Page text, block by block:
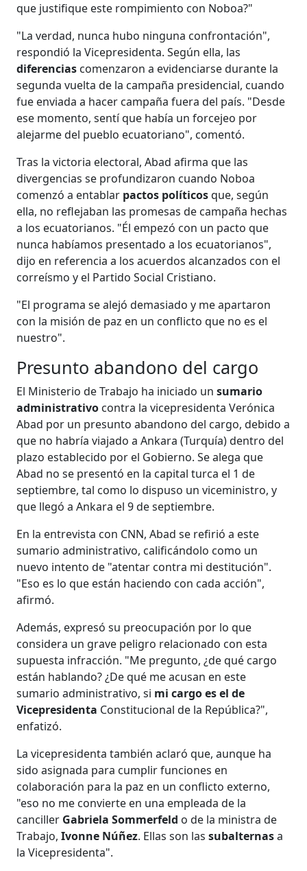
que justifique este rompimiento con Noboa?"
"La verdad, nunca hubo ninguna confrontación",
respondió la Vicepresidenta. Según ella, las
diferencias comenzaron a evidenciarse durante la
segunda vuelta de la campaña presidencial, cuando
fue enviada a hacer campaña fuera del país. "Desde
ese momento, sentí que había un forcejeo por
alejarme del pueblo ecuatoriano", comentó.
Tras la victoria electoral, Abad afirma que las
divergencias se profundizaron cuando Noboa
comenzó a entablar pactos políticosque, según
ella, no reflejaban las promesas de campaña hechas
a los ecuatorianos. "Él empezó con un pacto que
nunca habíamos presentado a los ecuatorianos",
dijo en referencia a los acuerdos alcanzados con el
correísmo y el Partido Social Cristiano.
"El programa se alejó demasiado y me apartaron
con la misión de paz en un conflicto que no es el
nuestro".
Presunto abandono del cargo
El Ministerio de Trabajo ha iniciado unsumario
administrativo contra la vicepresidenta Verónica
Abad por un presunto abandono del cargo, debido a
que no habría viajado a Ankara (Turquía) dentro del
plazo establecido por el Gobierno. Se alega que
Abad no se presentó en la capital turca el 1 de
septiembre, tal como lo dispuso un viceministro, y
que llegó a Ankara el 9 de septiembre.
En la entrevista con CNN, Abad se refirió a este
sumario administrativo, calificándolo como un
nuevo intento de "atentar contra mi destitución".
"Eso es lo que están haciendo con cada acción",
afirmó.
Además, expresó su preocupación por lo que
considera un grave peligro relacionado con esta
supuesta infracción. "Me pregunto, ¿de qué cargo
están hablando? ¿De qué me acusan en este
sumario administrativo, si mi cargo es el de
Vicepresidenta Constitucional de la República?",
enfatizó.
La vicepresidenta también aclaró que, aunque ha
sido asignada para cumplir funciones en
colaboración para la paz en un conflicto externo,
"eso no me convierte en una empleada de la
canciller Gabriela Sommerfeld o de la ministra de
Trabajo,Ivonne Núñez. Ellas son lassubalternasa
la Vicepresidenta".